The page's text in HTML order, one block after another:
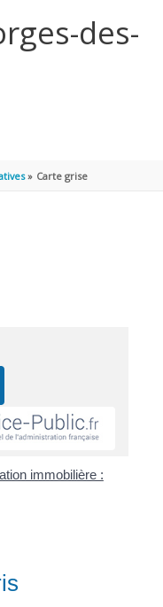
des-
Carte grise
immobilière :